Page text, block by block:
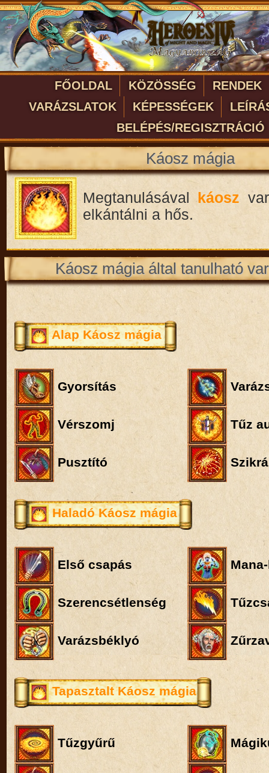
FŐOLDAL KÖZÖSSÉG
RENDEK
VARÁZSLATOK
KÉPESSÉGEK
BELÉPÉS/REGISZTRÁCIÓ
Káosz mágia
Megtanulásával káosz
elkántálni a hős.
Káosz mágia által tanulható
Alap Káosz mágia
Gyorsítás
Vérszomj Tűz
Pusztító
Haladó Káosz mágia
Első csapás
Szerencsétlenség
Varázsbéklyó
Tapasztalt Káosz mágia
Tűzgyűrű